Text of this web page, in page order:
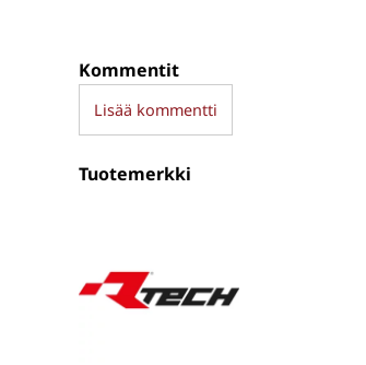
Kommentit
Lisää kommentti
Tuotemerkki